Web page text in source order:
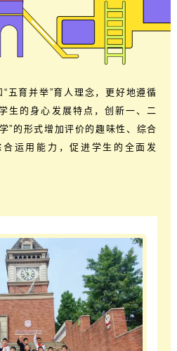
五育并举”育人理念，更好地遵循
生的身心发展特点，创新一、二
”的形式增加评价的趣味性、综合
运用能力，促进学生的全面发